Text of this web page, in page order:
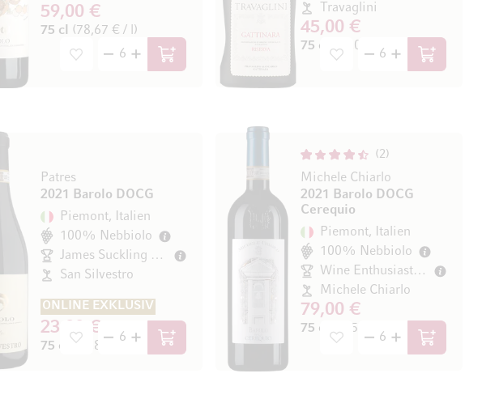
59,00 €
75 cl (78,67 € / l)
In den Warenkorb
Travaglini
45,00 €
75 cl (60,00 € / l)
In den
Patres
2021 Barolo DOCG
Piemont, Italien
100% Nebbiolo
James Suckling 91/100
San Silvestro
ONLINE EXKLUSIV
23,90 €
75 cl (31,87 € / l) In den Warenkorb
2
Michele Chiarlo
2021 Barolo DOCG
Cerequio
Piemont, Italien
100% Nebbiolo
Wine Enthusiast 96/100
Michele Chiarlo
79,00 €
75 cl (105,33 € / l)
In den